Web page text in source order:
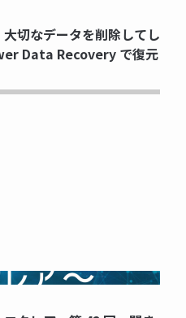
大切なデータを削除してし
Data Recovery で復元